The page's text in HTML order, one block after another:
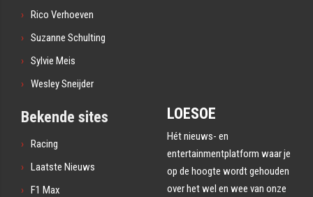
Rico Verhoeven
Suzanne Schulting
Sylvie Meis
Wesley Sneijder
Bekende sites
Racing
Laatste Nieuws
F1 Max
LOESOE
Hét nieuws- en
entertainmentplatform waar je
op de hoogte wordt gehouden
over het wel en wee van onze